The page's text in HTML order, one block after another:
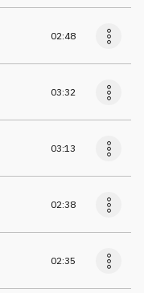
02:48
03:32
03:13
02:38
02:35